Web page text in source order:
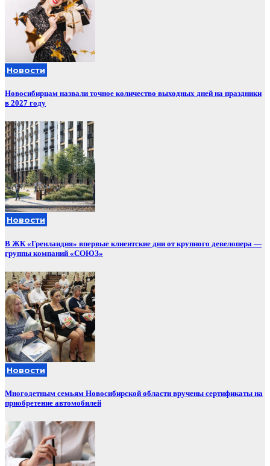
Новости
Новосибирцам назвали точное количество выходных дней на праздники
в 2027 году
Новости
В ЖК «Гренландия» впервые клиентские дни от крупного девелопера —
группы компаний «СОЮЗ»
Новости
Многодетным семьям Новосибирской области вручены сертификаты на
приобретение автомобилей